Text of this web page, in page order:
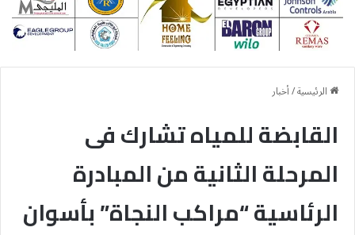
الرئيسية/أخبار
القابضة للمياه تشارك فى
المرحلة الثانية من المبادرة
الرئاسية “مراكب النجاة” بأسوان